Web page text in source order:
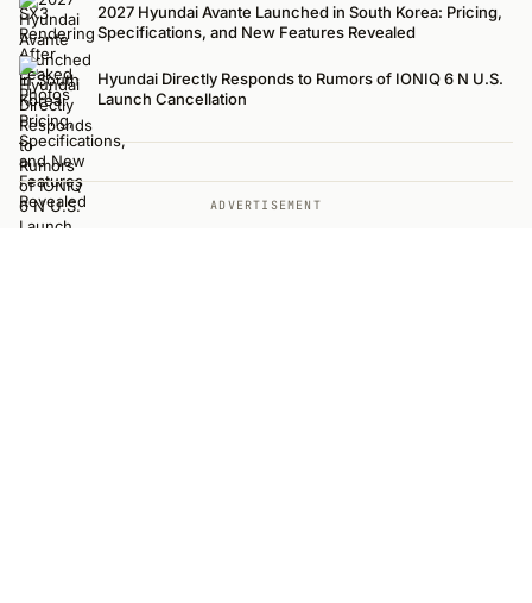
2027 Hyundai Avante Launched in South Korea: Pricing,
Specifications, and New Features Revealed
Hyundai Directly Responds to Rumors of IONIQ 6 N U.S.
Launch Cancellation
ADVERTISEMENT